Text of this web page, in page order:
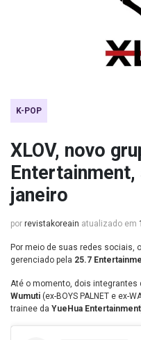
K-POP
XLOV, novo
janeiro
por revistakoreain atualizado em
Por meio de suas redes sociais, o
gerenciado pela 25.7
Até o momento, dois integrantes
Wumuti (ex-BOYS PALNET e ex-
trainee da YueHua Entertainment